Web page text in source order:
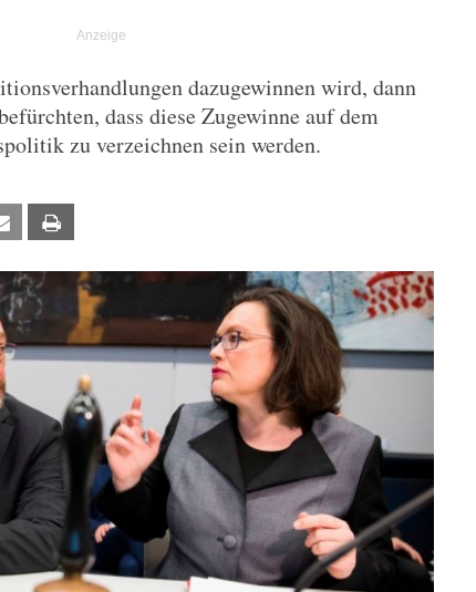
dazugewinnen wird, dann
dass diese Zugewinne auf dem
zu verzeichnen sein werden.
Email